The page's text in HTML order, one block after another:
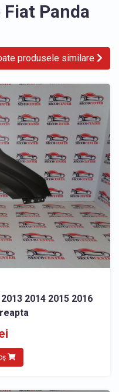
Panda
produsele similare
2014 2015 2016